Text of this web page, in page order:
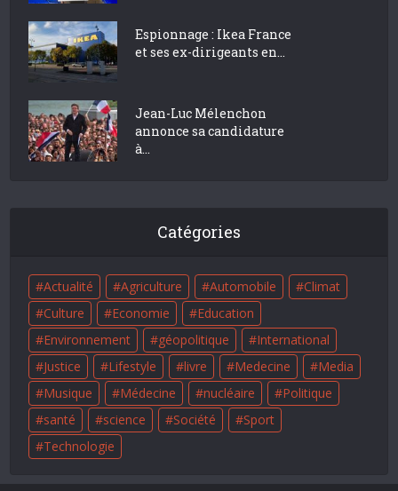
Espionnage : Ikea France
et ses ex-dirigeants en...
Jean-Luc Mélenchon
annonce sa candidature
à...
Catégories
Actualité Agriculture Automobile
Climat
Culture
Economie
Education
Environnement
géopolitique
International
Justice
Lifestyle livre Medecine
Media
Musique
Médecine nucléaire
Politique
santé
science Société
Sport
Technologie